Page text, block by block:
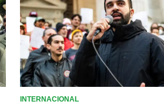
INTERNACIONAL